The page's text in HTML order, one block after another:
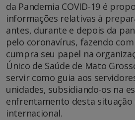
da Pandemia COVID-19 é
informações relativas à
antes, durante e depois da
pelo coronavírus, fazendo com
cumpra seu papel na
Único de Saúde de Mato
servir como guia aos
unidades, subsidiando-os na
enfrentamento desta situação
internacional.